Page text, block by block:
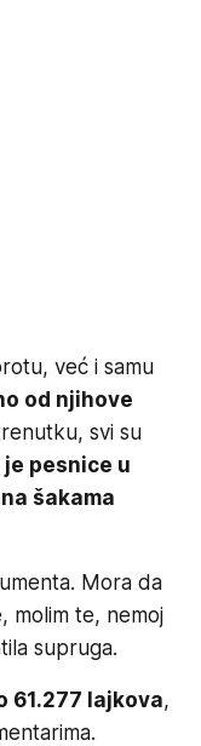
već i samu
od njihove
svi su
pesnice u
šakama
Mora da
molim te, nemoj
supruga.
61.277 lajkova,